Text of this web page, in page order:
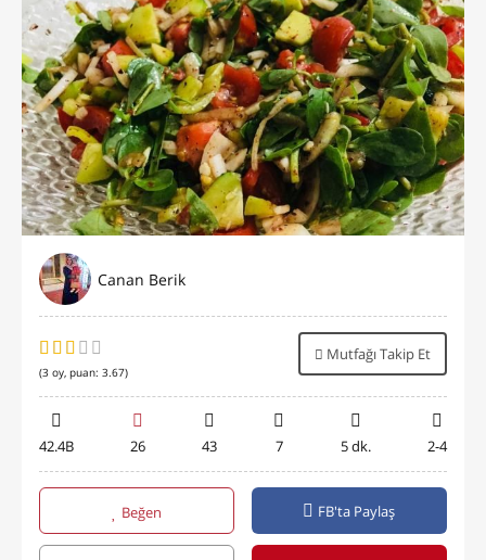
Canan Berik
(3 oy, puan: 3.67)
Mutfağı Takip Et
42.4B 26 43 7 5 dk. 2-4
Beğen FB'ta Paylaş